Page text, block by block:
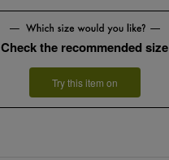
Check the recommended size
Try this item on